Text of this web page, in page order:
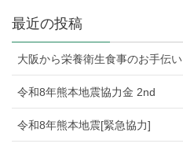
最近の投稿
大阪から栄養衛生食事のお手伝い
令和8年熊本地震協力金 2nd
令和8年熊本地震[緊急協力]